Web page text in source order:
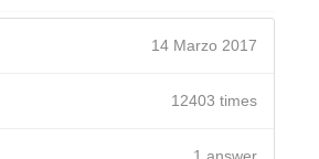
14 Marzo 2017
12403 times
1 answer